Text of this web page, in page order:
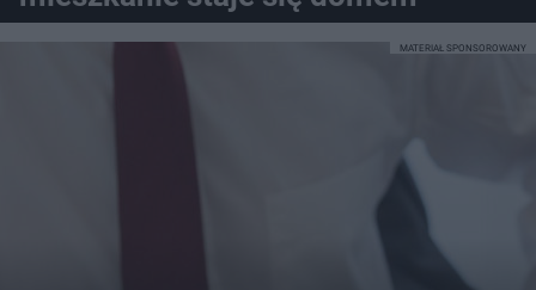
MATERIAŁ SPONSOROWANY